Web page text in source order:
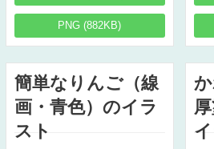
PNG (882KB)
簡単なりんご（線
画・青色）のイラ
スト